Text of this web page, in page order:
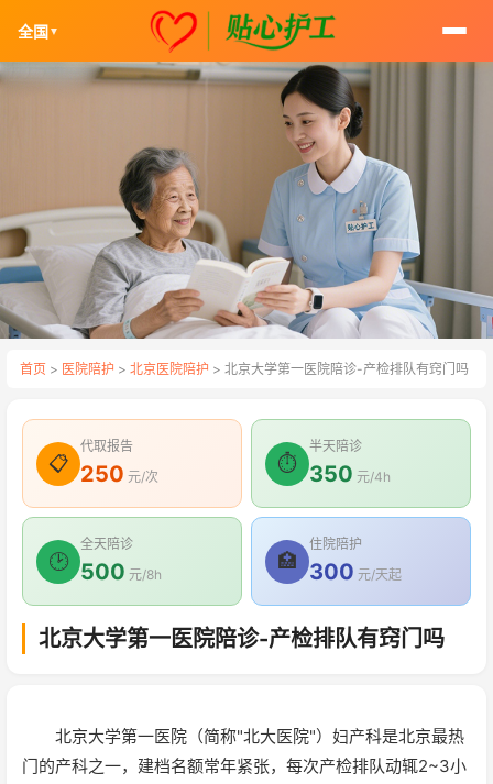
全国 ▼
首页 > 医院陪护 > 北京医院陪护 > 北京大学第一医院陪诊-产检排队有窍门吗
📋
代取报告
250 元/次
⏱
半天陪诊
350 元/4h
🕑
全天陪诊
500 元/8h
🏥
住院陪护
300 元/天起
北京大学第一医院陪诊-产检排队有窍门吗
北京大学第一医院（简称"北大医院"）妇产科是北京最热
门的产科之一，建档名额常年紧张，每次产检排队动辄2~3小